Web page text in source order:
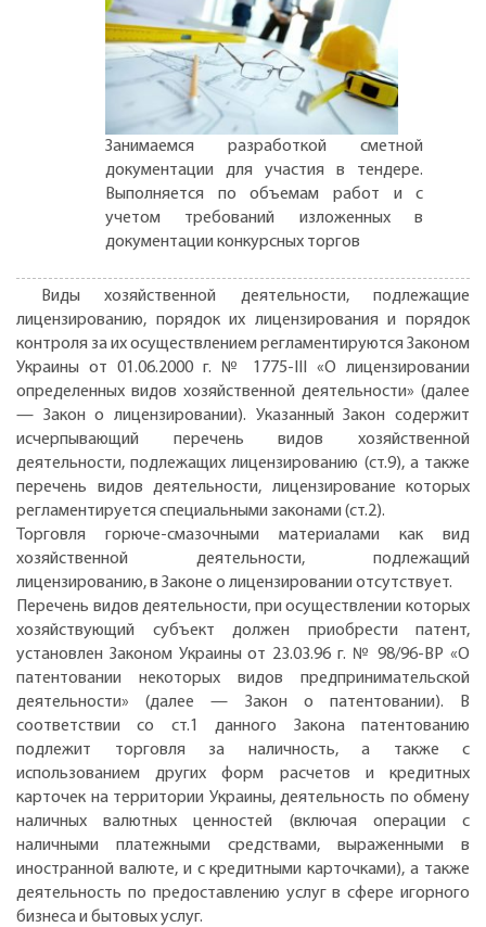
Занимаемся разработкой сметной
документации для участия в тендере.
Выполняется по объемам работ и с
учетом требований изложенных в
документации конкурсных торгов
Виды хозяйственной деятельности, подлежащие
лицензированию, порядок их лицензирования и порядок
контроля за их осуществлением регламентируются Законом
Украины от 01.06.2000 г. № 1775-III «О лицензировании
определенных видов хозяйственной деятельности» (далее
— Закон о лицензировании). Указанный Закон содержит
исчерпывающий перечень видов хозяйственной
деятельности, подлежащих лицензированию (ст.9), а также
перечень видов деятельности, лицензирование которых
регламентируется специальными законами (ст.2).
Торговля горюче-смазочными материалами как вид
хозяйственной деятельности, подлежащий
лицензированию, в Законе о лицензировании отсутствует.
Перечень видов деятельности, при осуществлении которых
хозяйствующий субъект должен приобрести патент,
установлен Законом Украины от 23.03.96 г. № 98/96-ВР «О
патентовании некоторых видов предпринимательской
деятельности» (далее — Закон о патентовании). В
соответствии со ст.1 данного Закона патентованию
подлежит торговля за наличность, а также с
использованием других форм расчетов и кредитных
карточек на территории Украины, деятельность по обмену
наличных валютных ценностей (включая операции с
наличными платежными средствами, выраженными в
иностранной валюте, и с кредитными карточками), а также
деятельность по предоставлению услуг в сфере игорного
бизнеса и бытовых услуг.